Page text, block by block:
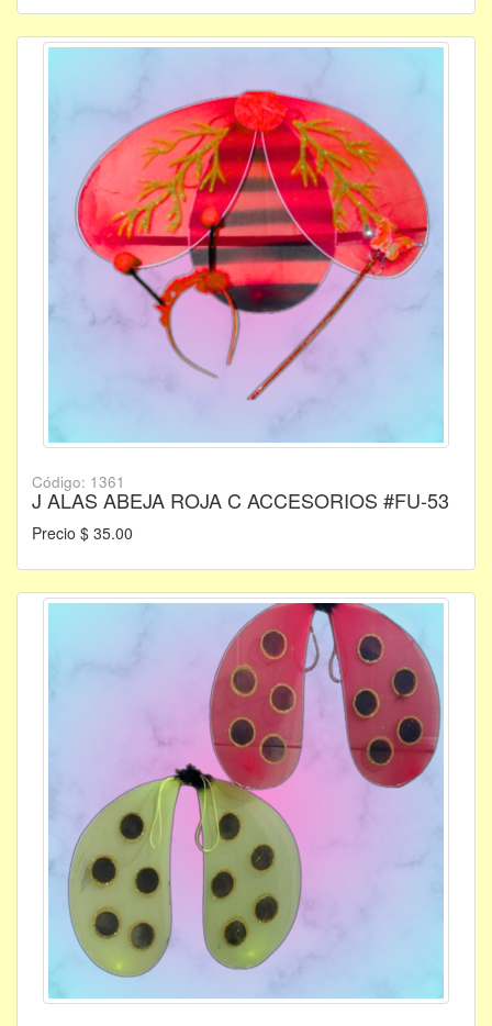
Código: 1361
J ALAS ABEJA ROJA C ACCESORIOS #FU-53
Precio $ 35.00